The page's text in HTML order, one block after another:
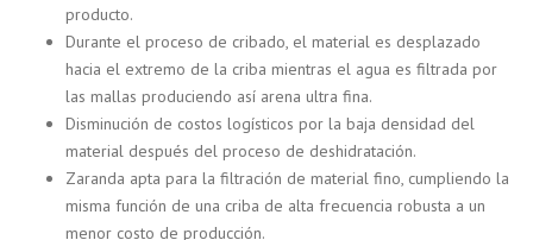
producto.
Durante el proceso de cribado, el material es desplazado
hacia el extremo de la criba mientras el agua es filtrada por
las mallas produciendo así arena ultra fina.
Disminución de costos logísticos por la baja densidad del
material después del proceso de deshidratación.
Zaranda apta para la filtración de material fino, cumpliendo la
misma función de una criba de alta frecuencia robusta a un
menor costo de producción.